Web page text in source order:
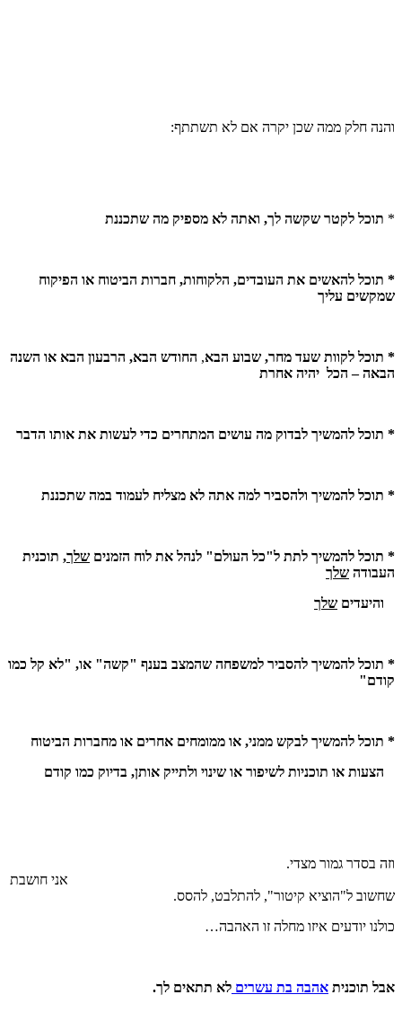
והנה חלק ממה שכן יקרה אם לא תשתתף:
* תוכל לקטר שקשה לך, ואתה לא מספיק מה שתכננת
* תוכל להאשים את העובדים, הלקוחות, חברות הביטוח או הפיקוח
שמקשים עליך
* תוכל לקוות שעד מחר, שבוע הבא, החודש הבא, הרבעון הבא או השנה
הבאה – הכל יהיה אחרת
* תוכל להמשיך לבדוק מה עושים המתחרים כדי לעשות את אותו הדבר
* תוכל להמשיך ולהסביר למה אתה לא מצליח לעמוד במה שתכננת
* תוכל להמשיך לתת ל"כל העולם" לנהל את לוח הזמנים שלך, תוכנית
העבודה שלך
והיעדים שלך
* תוכל להמשיך להסביר למשפחה שהמצב בענף "קשה" או, "לא קל כמו
קודם"
* תוכל להמשיך לבקש ממני, או ממומחים אחרים או מחברות הביטוח
הצעות או תוכניות לשיפור או שינוי ולתייק אותן, בדיוק כמו קודם
וזה בסדר גמור מצדי.
אני חושבת
שחשוב ל"הוציא קיטור", להתלבט, להסס.
כולנו יודעים איזו מחלה זו האהבה…
אבל תוכנית אהבה בת עשרים לא תתאים לך.